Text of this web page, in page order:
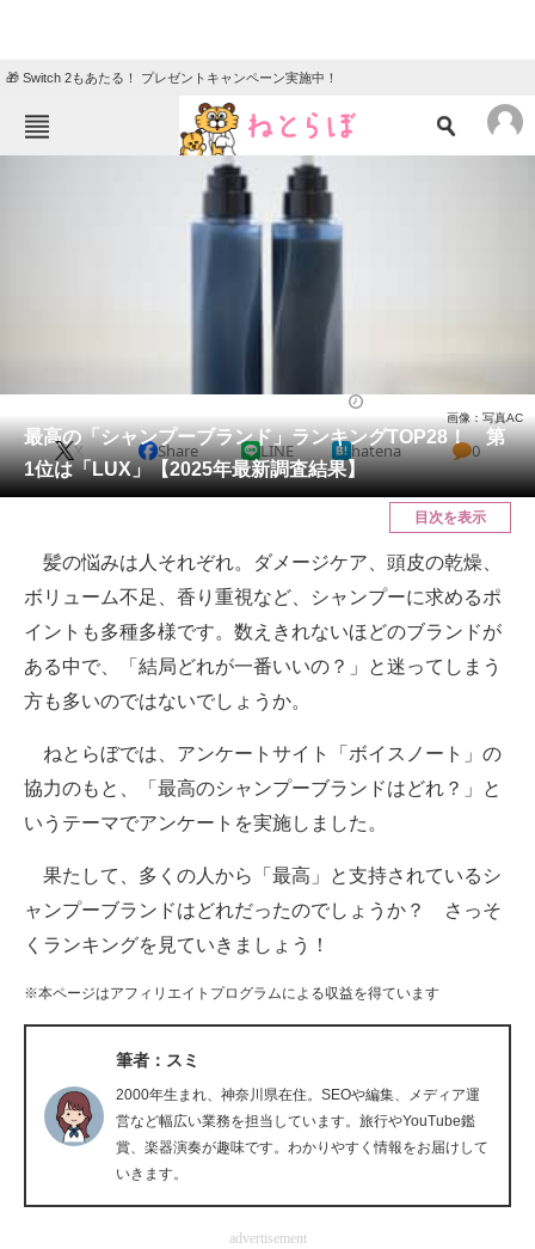
🎁 Switch 2もあたる！ プレゼントキャンペーン実施中！
ニュース
クイズ
地域
会員記事
メディア
ITの今と未来を見通す
スマホと通信の最新トレンド
進化するPCとデバイスの未来
ビジネスと働き方のヒント
経営リーダーのコミュニティ
マーケ×ITの今がよく分かる
ITエンジニア向け専門サイト
企業向けIT製品の総合サイト
IT製品の技術・比較・事例
製造業のIT導入・活用を支援
最高の「シャンプーブランド」ランキングTOP28！ 第
1位は「LUX」【2025年最新調査結果】
画像：写真AC
X Share LINE hatena 0
目次を表示
髪の悩みは人それぞれ。ダメージケア、頭皮の乾燥、
ボリューム不足、香り重視など、シャンプーに求めるポ
イントも多種多様です。数えきれないほどのブランドが
ある中で、「結局どれが一番いいの？」と迷ってしまう
方も多いのではないでしょうか。
ねとらぼでは、アンケートサイト「ボイスノート」の
協力のもと、「最高のシャンプーブランドはどれ？」と
いうテーマでアンケートを実施しました。
果たして、多くの人から「最高」と支持されているシ
ャンプーブランドはどれだったのでしょうか？ さっそ
くランキングを見ていきましょう！
※本ページはアフィリエイトプログラムによる収益を得ています
筆者：スミ
2000年生まれ、神奈川県在住。SEOや編集、メディア運
営など幅広い業務を担当しています。旅行やYouTube鑑
賞、楽器演奏が趣味です。わかりやすく情報をお届けして
いきます。
advertisement